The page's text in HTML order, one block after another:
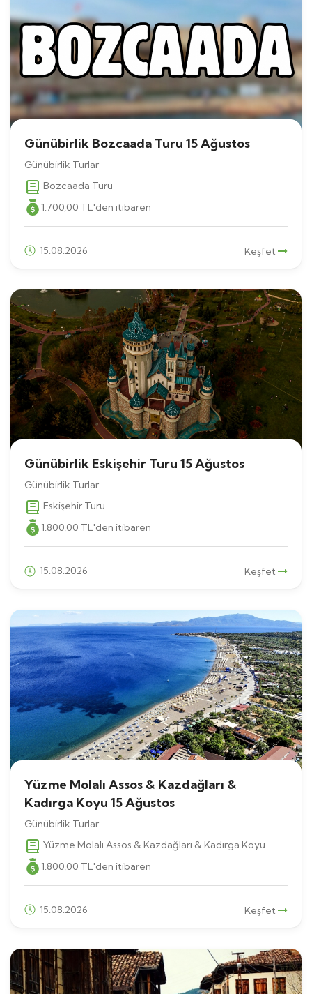
Günübirlik Bozcaada Turu 15 Ağustos
Günübirlik Turlar
Bozcaada Turu
1.700 ,00 TL 'den itibaren
15.08.2026 Keşfet
Günübirlik Eskişehir Turu 15 Ağustos
Günübirlik Turlar
Eskişehir Turu
1.800,00 TL'den itibaren
15.08.2026 Keşfet
Yüzme Molalı Assos & Kazdağları &
Kadırga Koyu 15 Ağustos
Günübirlik Turlar
Yüzme Molalı Assos & Kazdağları & Kadırga Koyu
1.800 ,00 TL 'den itibaren
15.08.2026 Keşfet